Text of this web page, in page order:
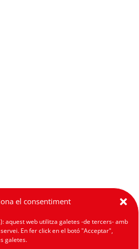
el consentiment
aquest web utilitza galetes -de tercers- amb
En fer click en el botó "Acceptar",
galetes.